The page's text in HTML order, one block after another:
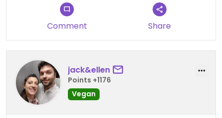
Updated from previous review on 2026-02-06
Comment Share
jack&ellen
Points +1176
Vegan